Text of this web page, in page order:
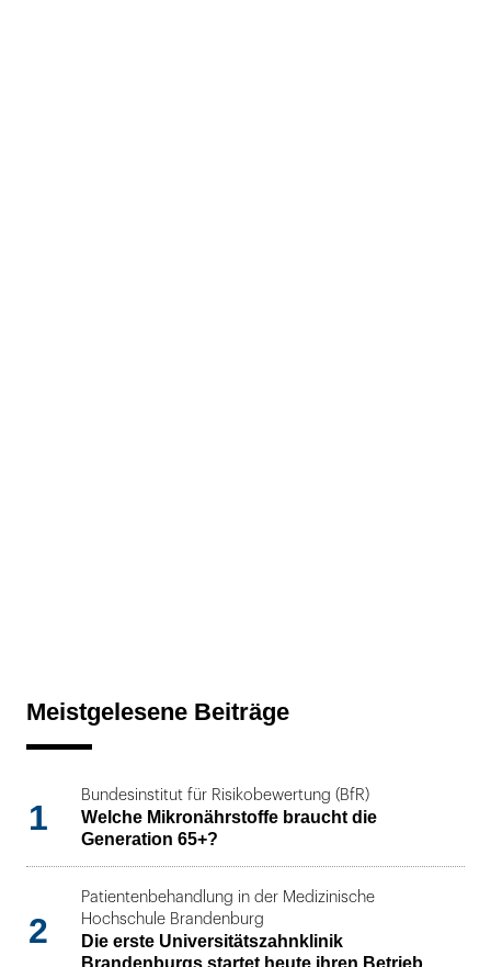
Meistgelesene Beiträge
1
Bundesinstitut für Risikobewertung (BfR)
Welche Mikronährstoffe braucht die
Generation 65+?
2
Patientenbehandlung in der Medizinische
Hochschule Brandenburg
Die erste Universitätszahnklinik